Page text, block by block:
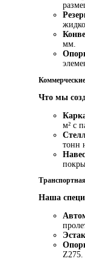
мм.
Что мы
м² с
тонн
Наша
Z275.